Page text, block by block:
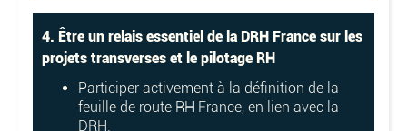
4. Être un relais essentiel de la DRH France sur les
projets transverses et le pilotage RH
Participer activement à la définition de la
feuille de route RH France, en lien avec la
DRH.